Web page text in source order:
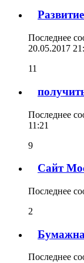
Последнее
20.05.2017
11
Последнее
11:21
9
Сайт
Последнее
2
Последнее